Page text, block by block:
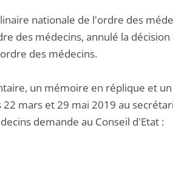
nationale de l'ordre des
des médecins, annulé la
des médecins.
un mémoire en réplique et
mars et 29 mai 2019 au
demande au Conseil d'Etat :